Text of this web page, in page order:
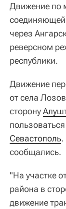
Движение по
через
реверсном
республики.
Движение
от села
сторону
Севастополь.
сообщались.
"На участке
района в
движение